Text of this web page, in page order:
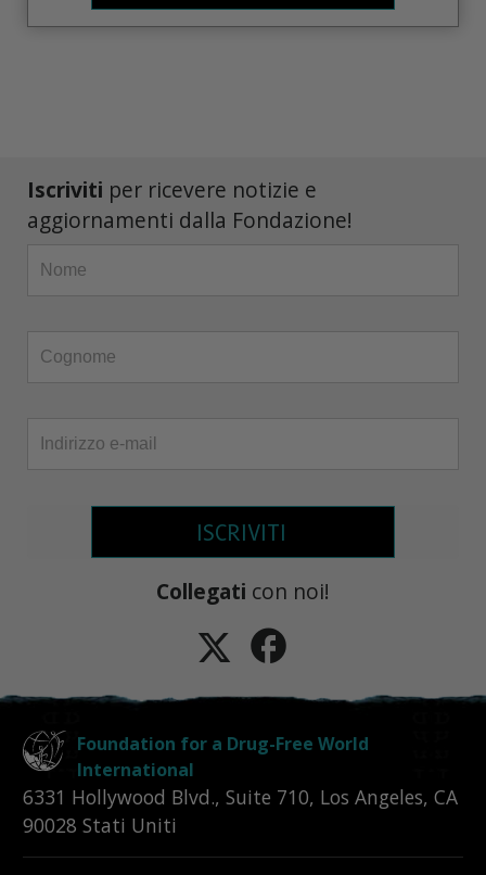
Iscriviti per ricevere notizie e
aggiornamenti dalla Fondazione!
ISCRIVITI
Collegati con noi!
Foundation for a Drug-Free World
International
6331 Hollywood Blvd., Suite 710, Los Angeles, CA
90028 Stati Uniti